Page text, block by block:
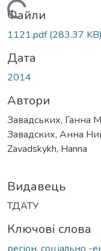
Вантажиться...
Файли
1121.pdf(283.37 KB)
Дата
2014
Автори
Завадських, Ганна
Завадских, Анна
Zavadskykh, Hanna
Видавець
ТДАТУ
Ключові слова